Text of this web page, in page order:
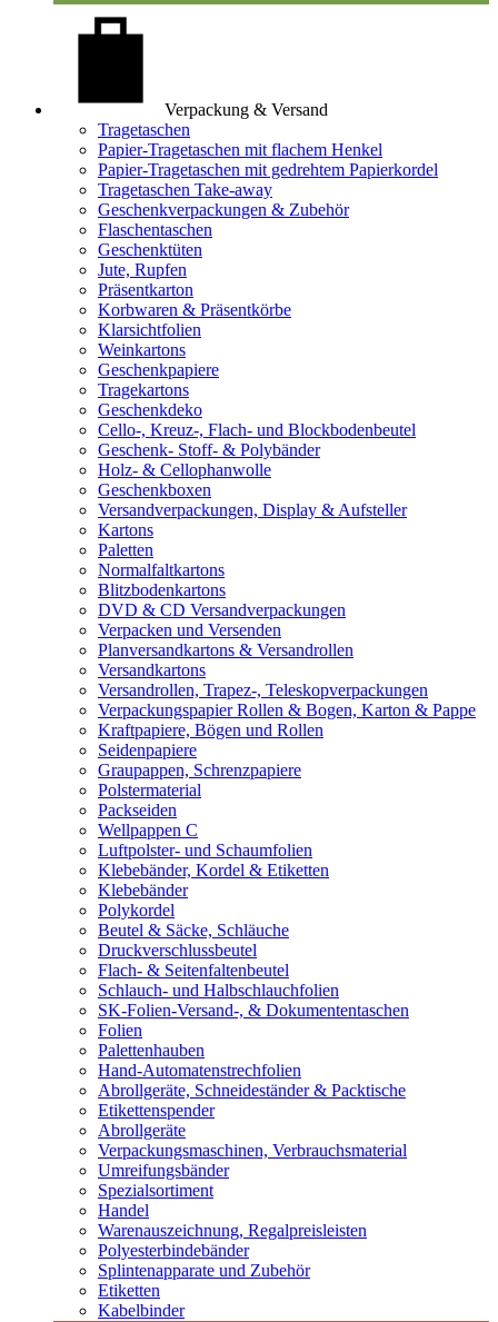
Verpackung & Versand
Tragetaschen
Papier-Tragetaschen mit flachem Henkel
Papier-Tragetaschen mit gedrehtem Papierkordel
Tragetaschen Take-away
Geschenkverpackungen & Zubehör
Flaschentaschen
Geschenktüten
Jute, Rupfen
Präsentkarton
Korbwaren & Präsentkörbe
Klarsichtfolien
Weinkartons
Geschenkpapiere
Tragekartons
Geschenkdeko
Cello-, Kreuz-, Flach- und Blockbodenbeutel
Geschenk- Stoff- & Polybänder
Holz- & Cellophanwolle
Geschenkboxen
Versandverpackungen, Display & Aufsteller
Kartons
Paletten
Normalfaltkartons
Blitzbodenkartons
DVD & CD Versandverpackungen
Verpacken und Versenden
Planversandkartons & Versandrollen
Versandkartons
Versandrollen, Trapez-, Teleskopverpackungen
Verpackungspapier Rollen & Bogen, Karton & Pappe
Kraftpapiere, Bögen und Rollen
Seidenpapiere
Graupappen, Schrenzpapiere
Polstermaterial
Packseiden
Wellpappen C
Luftpolster- und Schaumfolien
Klebebänder, Kordel & Etiketten
Klebebänder
Polykordel
Beutel & Säcke, Schläuche
Druckverschlussbeutel
Flach- & Seitenfaltenbeutel
Schlauch- und Halbschlauchfolien
SK-Folien-Versand-, & Dokumententaschen
Folien
Palettenhauben
Hand-Automatenstrechfolien
Abrollgeräte, Schneideständer & Packtische
Etikettenspender
Abrollgeräte
Verpackungsmaschinen, Verbrauchsmaterial
Umreifungsbänder
Spezialsortiment
Handel
Warenauszeichnung, Regalpreisleisten
Polyesterbindebänder
Splintenapparate und Zubehör
Etiketten
Kabelbinder